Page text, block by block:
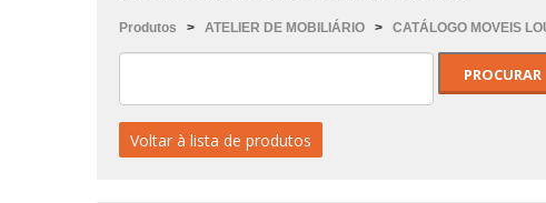
Produtos > ATELIER DE MOBILIÁRIO > CATÁLOGO MOVEIS
Voltar à lista de produtos